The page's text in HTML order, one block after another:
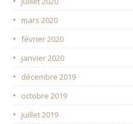
mars 2020
février 2020
janvier 2020
décembre 2019
octobre 2019
juillet 2019